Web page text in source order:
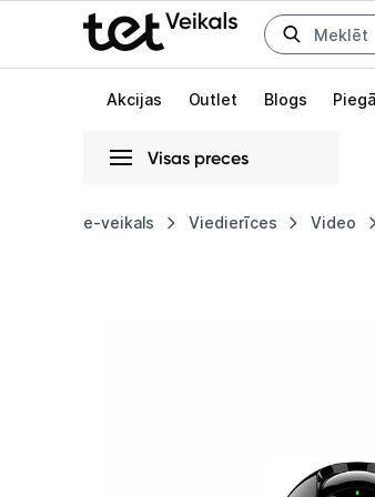
Uz kategorijam Uz galveno
Akcijas Outlet Blogs
Visas preces
e-veikals Viedierīces Video